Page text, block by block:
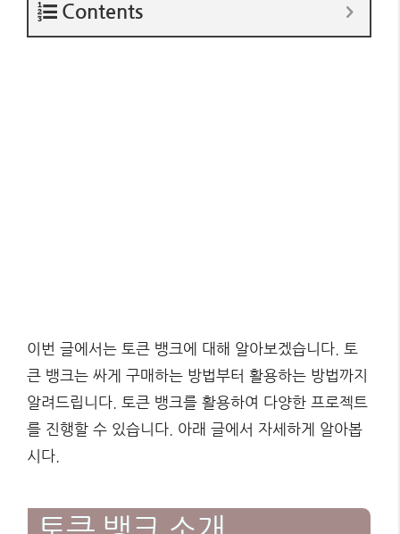
Contents
이번 글에서는 토큰 뱅크에 대해 알아보겠습니다. 토
큰 뱅크는 싸게 구매하는 방법부터 활용하는 방법까지
알려드립니다. 토큰 뱅크를 활용하여 다양한 프로젝트
를 진행할 수 있습니다. 아래 글에서 자세하게 알아봅
시다.